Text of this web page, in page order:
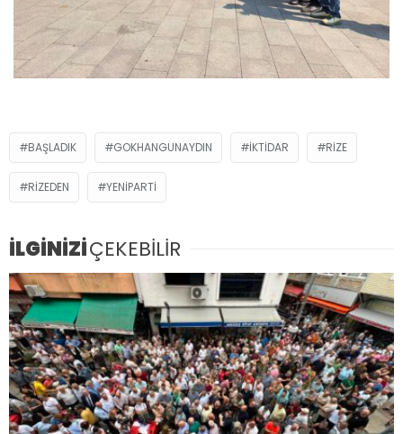
BAŞLADIK GOKHANGUNAYDIN IKTIDAR RIZE
RIZEDEN YENIPARTI
İLGİNİZİÇEKEBİLİR